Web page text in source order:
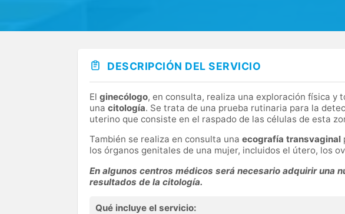
DESCRIPCIÓN DEL SERVICIO
El ginecólogo, en consulta, realiza una exploración física y
una citología. Se trata de una prueba rutinaria para la
uterino que consiste en el raspado de las células de esta
También se realiza en consulta una ecografía transvaginal
los órganos genitales de una mujer, incluidos el útero, los
En algunos centros médicos será necesario adquirir una
resultados de la citología.
Qué incluye el servicio: